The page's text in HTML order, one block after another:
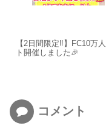
【2日間限定‼️】FC10万
ト開催しました🎉
コメント